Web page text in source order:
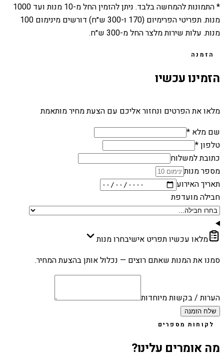
* התמונות להמחשה בלבד. ניתן להזמין החל מ-10 מנות ועד 1000
מנות. תפריטי הפרימיום (170 ו-300 ש״ח) דורשים מינימום 100
מנות. עלות שירות מלצר החל מ-300 ש״ח.
הזמנה
הזמינו עכשיו
מלאו את הפרטים ונחזור אליכם עם הצעת מחיר מותאמת
שם מלא *
טלפון *
כתובת למשלוח
מספר מנות
תאריך האירוע
חבילה מועדפת
מלאו עכשיו תפריט אישיבחרו מנות
סמנו את המנות שאתם רוצים — נכלול אותן בהצעת המחיר.
הערות / בקשות מיוחדות
שלח הזמנה
לקוחות מספרים
מה אומרים עלינו?